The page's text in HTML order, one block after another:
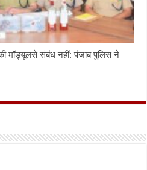
मॉड्यूलसे संबंध नहीं: पंजाब पुलिस ने